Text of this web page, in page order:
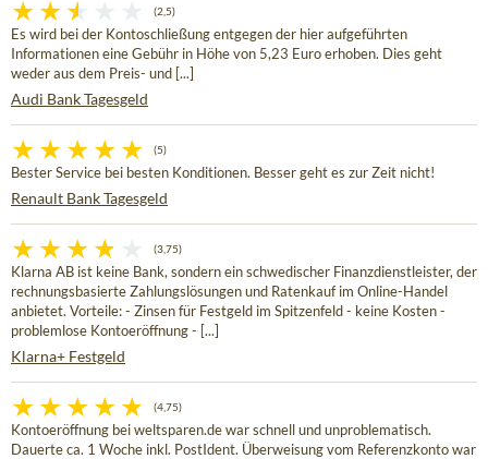
(2,5)
Es wird bei der Kontoschließung entgegen der hier aufgeführten
Informationen eine Gebühr in Höhe von 5,23 Euro erhoben. Dies geht
weder aus dem Preis- und [...]
Audi Bank Tagesgeld
(5)
Bester Service bei besten Konditionen. Besser geht es zur Zeit nicht!
Renault Bank Tagesgeld
(3,75)
Klarna AB ist keine Bank, sondern ein schwedischer Finanzdienstleister, der
rechnungsbasierte Zahlungslösungen und Ratenkauf im Online-Handel
anbietet. Vorteile: - Zinsen für Festgeld im Spitzenfeld - keine Kosten -
problemlose Kontoeröffnung - [...]
Klarna+ Festgeld
(4,75)
Kontoeröffnung bei weltsparen.de war schnell und unproblematisch.
Dauerte ca. 1 Woche inkl. PostIdent. Überweisung vom Referenzkonto war